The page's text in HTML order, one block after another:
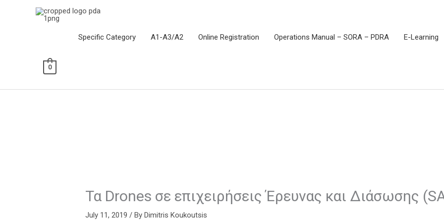
Specific Category Α1-Α3/Α2 Online Registration Operations Manual – SORA – PDRA E-Learning
0
Τα Drones σε επιχειρήσεις Έρευνας και Διάσωσης
July 11, 2019/ ByDimitris Koukoutsis